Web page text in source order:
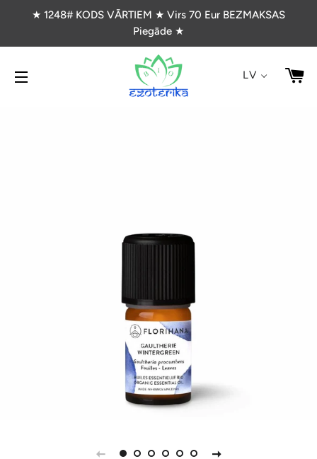
★ 1248# KODS VĀRTIEM ★ Virs 70 Eur BEZMAKSAS
Piegāde ★
VIETNES NAVIGĀCIJA
LV